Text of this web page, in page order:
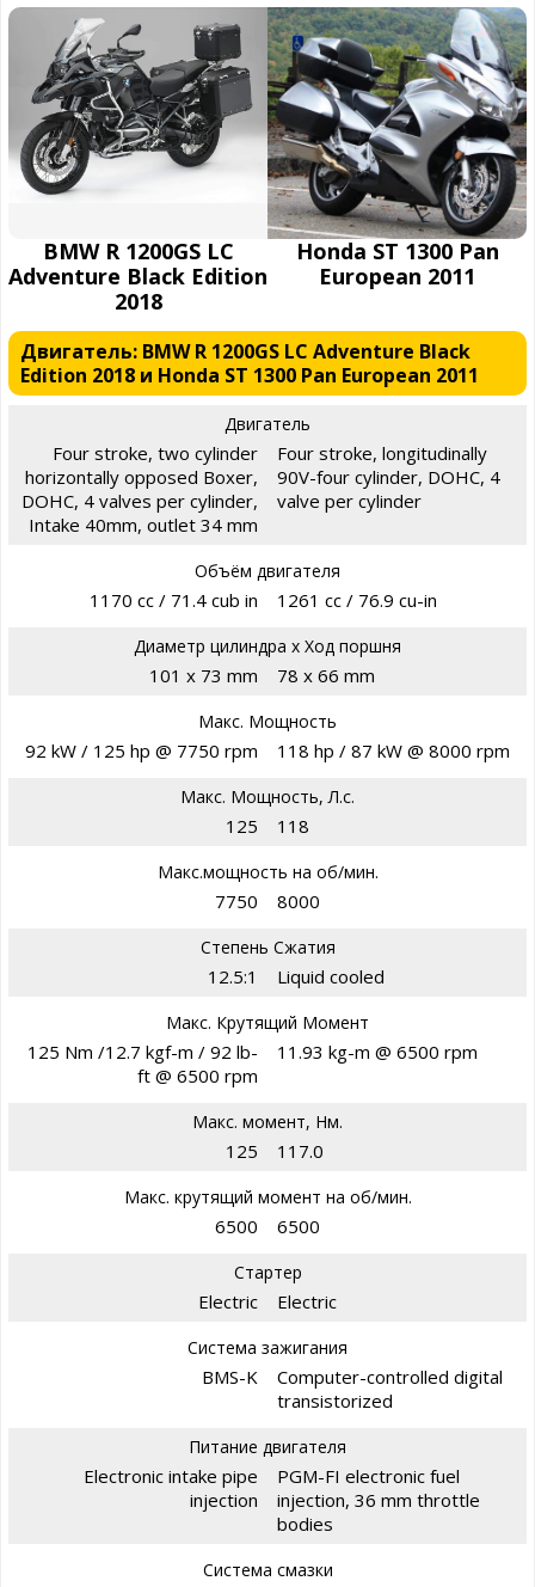
BMW R 1200GS LC
Adventure Black Edition
2018
Honda ST 1300 Pan
European 2011
Двигатель: BMW R 1200GS LC Adventure Black
Edition 2018 и Honda ST 1300 Pan European 2011
Двигатель
Four stroke, two cylinder
horizontally opposed Boxer,
DOHC, 4 valves per cylinder,
Intake 40mm, outlet 34 mm
Four stroke, longitudinally
90V-four cylinder, DOHC, 4
valve per cylinder
Объём двигателя
1170 cc / 71.4 cub in 1261 cc / 76.9 cu-in
Диаметр цилиндра х Ход поршня
101 x 73 mm 78 x 66 mm
Макс. Мощность
92 kW / 125 hp @ 7750 rpm 118 hp / 87 kW @ 8000 rpm
Макс. Мощность, Л.с.
125 118
Макс.мощность на об/мин.
7750 8000
Степень Сжатия
12.5:1 Liquid cooled
Макс. Крутящий Момент
125 Nm /12.7 kgf-m / 92 lb-
ft @ 6500 rpm
11.93 kg-m @ 6500 rpm
Макс. момент, Нм.
125 117.0
Макс. крутящий момент на об/мин.
6500 6500
Стартер
Electric Electric
Система зажигания
BMS-K
Computer-controlled digital
transistorized
Питание двигателя
Electronic intake pipe
injection
PGM-FI electronic fuel
injection, 36 mm throttle
bodies
Система смазки